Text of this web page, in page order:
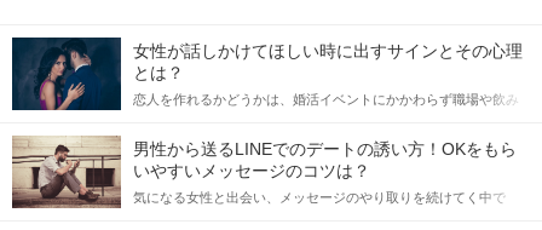
女性が話しかけてほしい時に出すサインとその心理
とは？
恋人を作れるかどうかは、婚活イベントにかかわらず職場や飲み
てアプローチできるかにも左右されます。 これから恋人作りを本
格的に始めようとしている方は、女性が異性を求めて出すサイン
をしっかりと理解し、正しい行動に移せるかどうかが重要。 この
記事では、女性が話しかけて欲しい時に出すサインとその心理を
男性から送るLINEでのデートの誘い方！OKをもら
いやすいメッセージのコツは？
気になる女性と出会い、メッセージのやり取りを続けてく中で